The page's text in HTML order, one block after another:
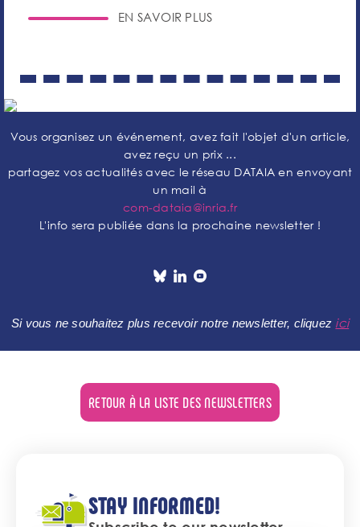
EN SAVOIR PLUS
Vous organisez un événement, avez fait l'objet d'un article,
avez reçu un prix ...
partagez vos actualités avec le réseau DATAIA en envoyant
un mail à
com-dataia@inria.fr
L'info sera publiée dans la prochaine newsletter !
Si vous ne souhaitez plus recevoir notre newsletter, cliquez ici
RETOUR À LA LISTE DES NEWSLETTERS
STAY INFORMED!